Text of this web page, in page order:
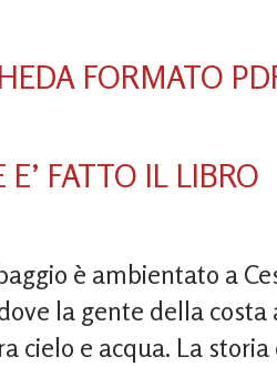
FORMATO
FATTO IL LIBRO
è ambientato a
la gente della
cielo e acqua. La